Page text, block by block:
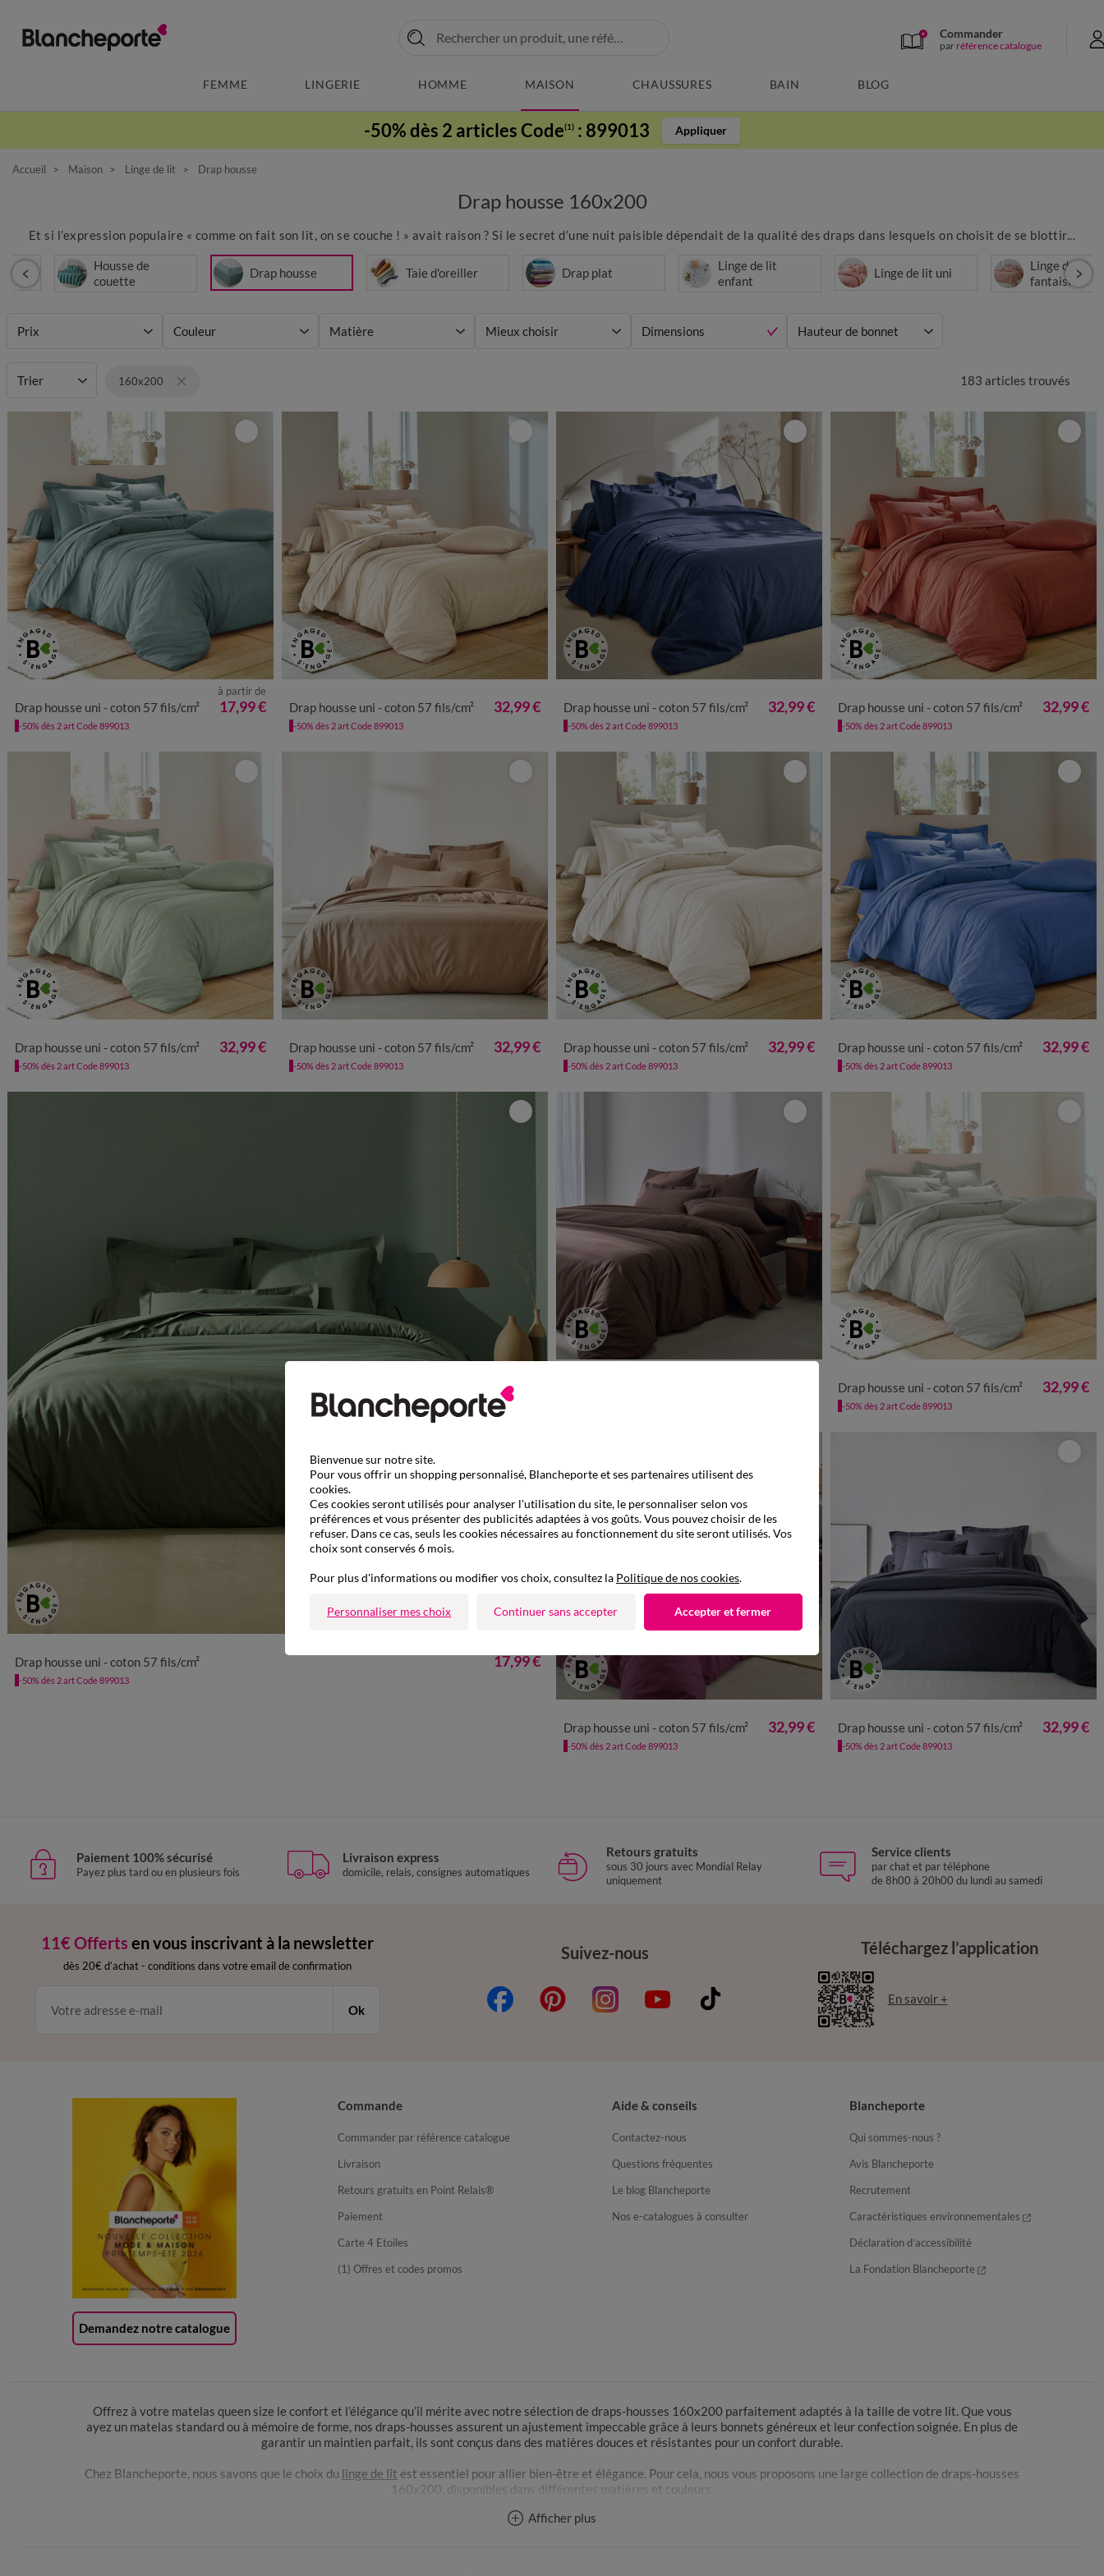
Commander
par référence catalogue
FEMME LINGERIE HOMME MAISON CHAUSSURES BAIN BLOG
-50% dès 2 articles Code(1) : 899013 Appliquer
Accueil Maison Linge de lit Drap housse
Drap housse 160x200
Et si l’expression populaire « comme on fait son lit, on se couche ! » avait raison ? Si le secret d’une nuit paisible dépendait de la qualité des draps dans lesquels on choisit de se blottir...
Housse de
couette
Drap housse Taie d'oreiller Drap plat
Linge de lit
enfant
Linge de lit uni
Linge de lit
fantaisie
Prix Couleur Matière Mieux choisir Dimensions Hauteur de bonnet
183 articles trouvés
Trier 160x200
Drap housse uni - coton 57 fils/cm²
à partir de
17,99 €
-50% dès 2 art Code 899013
Drap housse uni - coton 57 fils/cm² 32,99 €
-50% dès 2 art Code 899013
Drap housse uni - coton 57 fils/cm² 32,99 €
-50% dès 2 art Code 899013
Drap housse uni - coton 57 fils/cm² 32,99 €
-50% dès 2 art Code 899013
Drap housse uni - coton 57 fils/cm² 32,99 €
-50% dès 2 art Code 899013
Drap housse uni - coton 57 fils/cm² 32,99 €
-50% dès 2 art Code 899013
Drap housse uni - coton 57 fils/cm² 32,99 €
-50% dès 2 art Code 899013
Drap housse uni - coton 57 fils/cm² 32,99 €
-50% dès 2 art Code 899013
Drap housse uni - coton 57 fils/cm² 17,99 €
-50% dès 2 art Code 899013
Drap housse uni - coton 57 fils/cm² 32,99 €
-50% dès 2 art Code 899013
Drap housse uni - coton 57 fils/cm² 32,99 €
-50% dès 2 art Code 899013
Drap housse uni - coton 57 fils/cm² 32,99 €
-50% dès 2 art Code 899013
Paiement 100% sécurisé
Payez plus tard ou en plusieurs fois
Livraison express
domicile, relais, consignes automatiques
Retours gratuits
sous 30 jours avec Mondial Relay
uniquement
Service clients
par chat et par téléphone
de 8h00 à 20h00 du lundi au samedi
11€ Offerts en vous inscrivant à la newsletter
dès 20€ d’achat - conditions dans votre email de confirmation
Ok
Suivez-nous Téléchargez l’application
En savoir +
Demandez notre catalogue
Commande
Commander par référence catalogue
Livraison
Retours gratuits en Point Relais®
Paiement
Carte 4 Etoiles
(1) Offres et codes promos
Aide & conseils
Contactez-nous
Questions fréquentes
Le blog Blancheporte
Nos e-catalogues à consulter
Blancheporte
Qui sommes-nous ?
Avis Blancheporte
Recrutement
Caractéristiques environnementales
Déclaration d’accessibilité
La Fondation Blancheporte
Offrez à votre matelas queen size le confort et l’élégance qu’il mérite avec notre sélection de draps-housses 160x200 parfaitement adaptés à la taille de votre lit. Que vous
ayez un matelas standard ou à mémoire de forme, nos draps-housses assurent un ajustement impeccable grâce à leurs bonnets généreux et leur confection soignée. En plus de
garantir un maintien parfait, ils sont conçus dans des matières douces et résistantes pour un confort durable.
Chez Blancheporte, nous savons que le choix du linge de lit est essentiel pour allier bien-être et élégance. Pour cela, nous vous proposons une large collection de draps-housses
160x200, disponibles dans différentes matières et couleurs.
Pourquoi opter pour un drap-housse 160x200 ?
Afficher plus
Bienvenue sur notre site.
Pour vous offrir un shopping personnalisé, Blancheporte et ses partenaires utilisent des
cookies.
Ces cookies seront utilisés pour analyser l'utilisation du site, le personnaliser selon vos
préférences et vous présenter des publicités adaptées à vos goûts. Vous pouvez choisir de les
refuser. Dans ce cas, seuls les cookies nécessaires au fonctionnement du site seront utilisés. Vos
choix sont conservés 6 mois.
Pour plus d'informations ou modifier vos choix, consultez la Politique de nos cookies.
Personnaliser mes choix Continuer sans accepter Accepter et fermer